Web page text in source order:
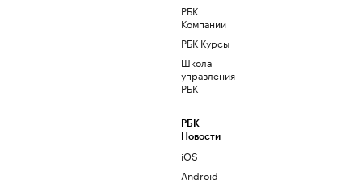
РБК
Компании
РБК Курсы
Школа
управления
РБК
РБК
Новости
iOS
Android